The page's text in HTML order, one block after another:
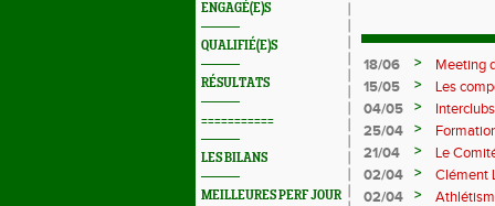
ENGAGÉ(E)S
QUALIFIÉ(E)S
RÉSULTATS
===========
LES BILANS
MEILLEURES PERF JOUR
18/06 >
Meeting
15/05
>
Les
04/05
>
rempart
25/04 >
M372)
21/04 >
Le
02/04
>
Clément
02/04 >